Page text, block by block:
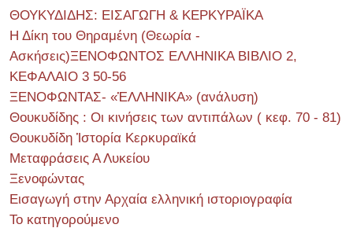
ΘΟΥΚΥΔΙΔΗΣ: ΕΙΣΑΓΩΓΗ & ΚΕΡΚΥΡΑΪΚΑ
Η Δίκη του Θηραμένη (Θεωρία -
Ασκήσεις)ΞΕΝΟΦΩΝΤΟΣ ΕΛΛΗΝΙΚΑ ΒΙΒΛΙΟ 2,
ΚΕΦΑΛΑΙΟ 3 50-56
ΞΕΝΟΦΩΝΤΑΣ- «ἙΛΛΗΝΙΚΑ» (ανάλυση)
Θουκυδίδης : Οι κινήσεις των αντιπάλων ( κεφ. 70 - 81)
Θουκυδίδη Ἱστορία Κερκυραϊκά
Μεταφράσεις Α Λυκείου
Ξενοφώντας
Εισαγωγή στην Αρχαία ελληνική ιστοριογραφία
Το κατηγορούμενο